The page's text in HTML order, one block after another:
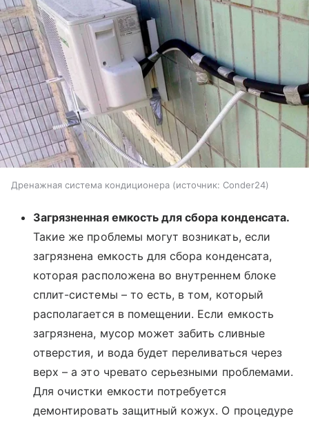
Дренажная система кондиционера источник: Conder24
Загрязненная емкость для сбора конденсата.
Такие же проблемы могут возникать, если
загрязнена емкость для сбора конденсата,
которая расположена во внутреннем блоке
сплит-системы – то есть, в том, который
располагается в помещении. Если емкость
загрязнена, мусор может забить сливные
отверстия, и вода будет переливаться через
верх – а это чревато серьезными проблемами.
Для очистки емкости потребуется
демонтировать защитный кожух. О процедуре